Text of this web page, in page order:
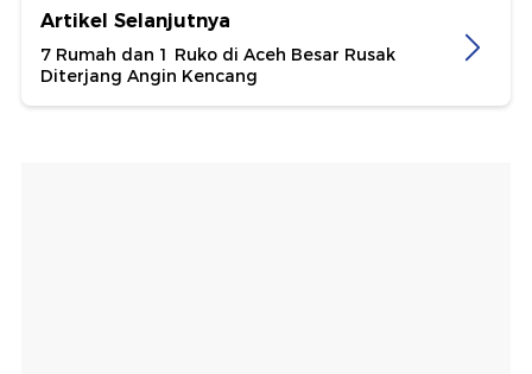
Artikel Selanjutnya
7 Rumah dan 1 Ruko di Aceh Besar Rusak
Diterjang Angin Kencang